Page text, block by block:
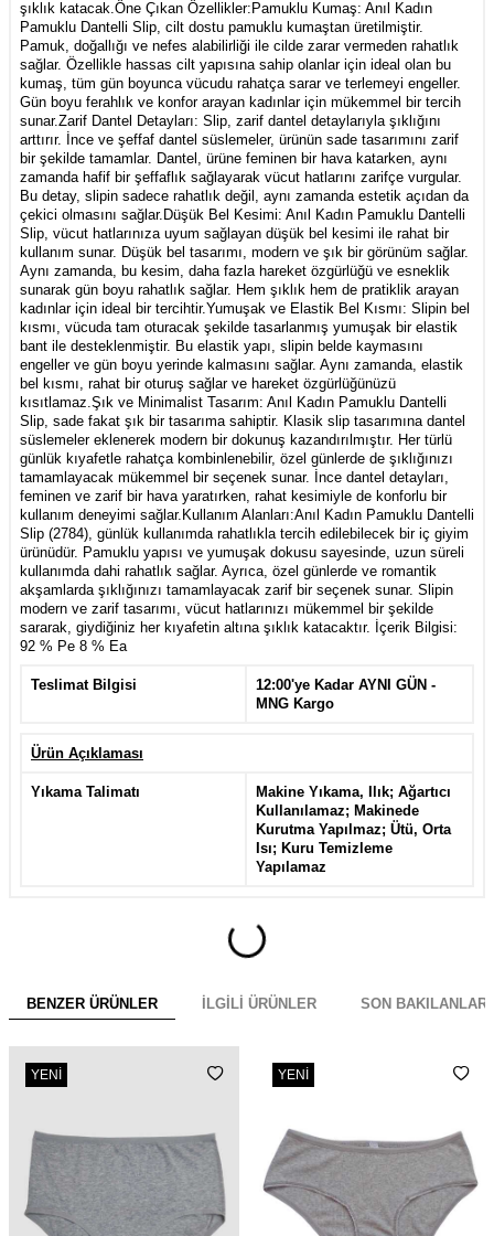
şıklık katacak.Öne Çıkan Özellikler:Pamuklu Kumaş: Anıl Kadın
Pamuklu Dantelli Slip, cilt dostu pamuklu kumaştan üretilmiştir.
Pamuk, doğallığı ve nefes alabilirliği ile cilde zarar vermeden rahatlık
sağlar. Özellikle hassas cilt yapısına sahip olanlar için ideal olan bu
kumaş, tüm gün boyunca vücudu rahatça sarar ve terlemeyi engeller.
Gün boyu ferahlık ve konfor arayan kadınlar için mükemmel bir tercih
sunar.Zarif Dantel Detayları: Slip, zarif dantel detaylarıyla şıklığını
arttırır. İnce ve şeffaf dantel süslemeler, ürünün sade tasarımını zarif
bir şekilde tamamlar. Dantel, ürüne feminen bir hava katarken, aynı
zamanda hafif bir şeffaflık sağlayarak vücut hatlarını zarifçe vurgular.
Bu detay, slipin sadece rahatlık değil, aynı zamanda estetik açıdan da
çekici olmasını sağlar.Düşük Bel Kesimi: Anıl Kadın Pamuklu Dantelli
Slip, vücut hatlarınıza uyum sağlayan düşük bel kesimi ile rahat bir
kullanım sunar. Düşük bel tasarımı, modern ve şık bir görünüm sağlar.
Aynı zamanda, bu kesim, daha fazla hareket özgürlüğü ve esneklik
sunarak gün boyu rahatlık sağlar. Hem şıklık hem de pratiklik arayan
kadınlar için ideal bir tercihtir.Yumuşak ve Elastik Bel Kısmı: Slipin bel
kısmı, vücuda tam oturacak şekilde tasarlanmış yumuşak bir elastik
bant ile desteklenmiştir. Bu elastik yapı, slipin belde kaymasını
engeller ve gün boyu yerinde kalmasını sağlar. Aynı zamanda, elastik
bel kısmı, rahat bir oturuş sağlar ve hareket özgürlüğünüzü
kısıtlamaz.Şık ve Minimalist Tasarım: Anıl Kadın Pamuklu Dantelli
Slip, sade fakat şık bir tasarıma sahiptir. Klasik slip tasarımına dantel
süslemeler eklenerek modern bir dokunuş kazandırılmıştır. Her türlü
günlük kıyafetle rahatça kombinlenebilir, özel günlerde de şıklığınızı
tamamlayacak mükemmel bir seçenek sunar. İnce dantel detayları,
feminen ve zarif bir hava yaratırken, rahat kesimiyle de konforlu bir
kullanım deneyimi sağlar.Kullanım Alanları:Anıl Kadın Pamuklu Dantelli
Slip (2784), günlük kullanımda rahatlıkla tercih edilebilecek bir iç giyim
ürünüdür. Pamuklu yapısı ve yumuşak dokusu sayesinde, uzun süreli
kullanımda dahi rahatlık sağlar. Ayrıca, özel günlerde ve romantik
akşamlarda şıklığınızı tamamlayacak zarif bir seçenek sunar. Slipin
modern ve zarif tasarımı, vücut hatlarınızı mükemmel bir şekilde
sararak, giydiğiniz her kıyafetin altına şıklık katacaktır. İçerik Bilgisi:
92 % Pe 8 % Ea
Teslimat Bilgisi
12:00'ye Kadar AYNI GÜN -
MNG Kargo
Ürün Açıklaması
Yıkama Talimatı
Makine Yıkama, Ilık; Ağartıcı
Kullanılamaz; Makinede
Kurutma Yapılmaz; Ütü, Orta
Isı; Kuru Temizleme
Yapılamaz
BENZER ÜRÜNLER İLGILI ÜRÜNLER SON BAKILANLAR
YENI YENI